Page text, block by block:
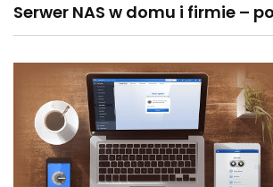
Serwer NAS w domu i firmie –